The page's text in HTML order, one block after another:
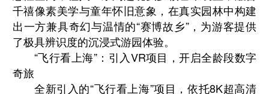
千禧像素美学与童年怀旧意象，在真实园林中构建
出一方兼具奇幻与温情的“赛博故乡”，为游客提供
了极具辨识度的沉浸式游园体验。
“飞行看上海”：引入VR项目，开启全龄段数字
奇旅
全新引入的“飞行看上海”项目，依托8K超高清